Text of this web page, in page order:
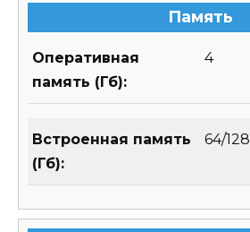
Память
Оперативная
память (Гб):
4
Встроенная память
(Гб):
64/128